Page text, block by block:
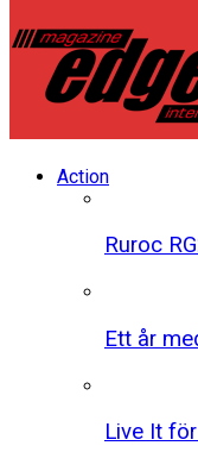
Action
Ruroc
Ett år
Live It